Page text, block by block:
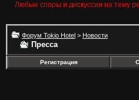
Любые споры и дискуссии на тему
Форум Tokio Hotel > Новости
Пресса
Регистрация